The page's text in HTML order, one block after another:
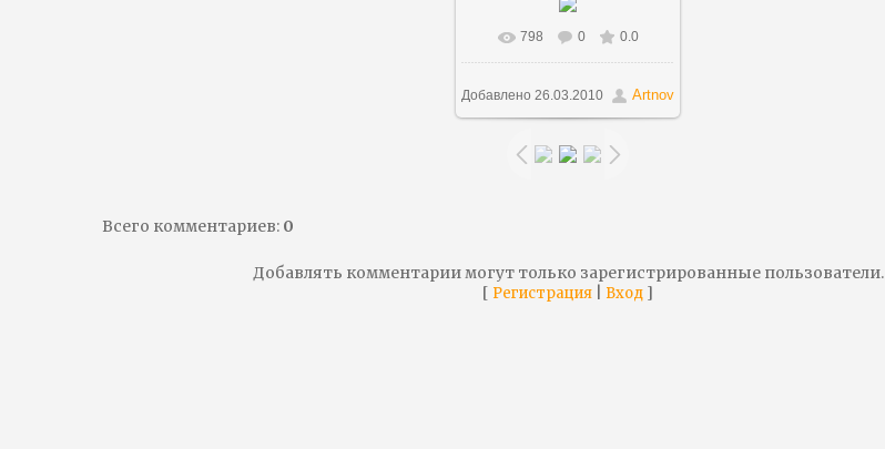
В реальном размере
853x1000 / 159.8Kb
798 0 0.0
Добавлено 26.03.2010 Artnov
Всего комментариев: 0
Добавлять комментарии могут только зарегистрированные пользователи.
[ Регистрация Вход ]